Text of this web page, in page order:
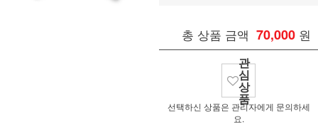
총 상품 금액 70,000 원
관
심
상
품
선택하신 상품은 관리자에게 문의하세
요.